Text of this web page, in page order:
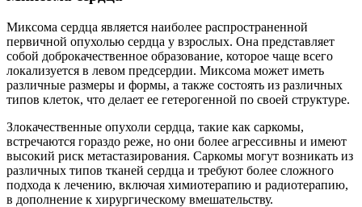
Миксома сердца является наиболее распространенной
первичной опухолью сердца у взрослых. Она представляет
собой доброкачественное образование, которое чаще всего
локализуется в левом предсердии. Миксома может иметь
различные размеры и формы, а также состоять из различных
типов клеток, что делает ее гетерогенной по своей структуре.
Злокачественные опухоли сердца, такие как саркомы,
встречаются гораздо реже, но они более агрессивны и имеют
высокий риск метастазирования. Саркомы могут возникать из
различных типов тканей сердца и требуют более сложного
подхода к лечению, включая химиотерапию и радиотерапию,
в дополнение к хирургическому вмешательству.